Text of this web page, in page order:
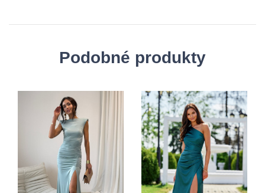
Podobné produkty